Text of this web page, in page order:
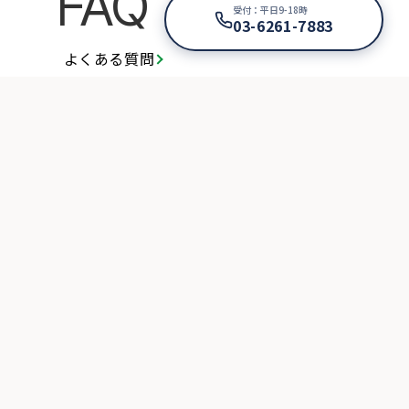
よくある質問
受付：平日9-18時
03-6261-7883